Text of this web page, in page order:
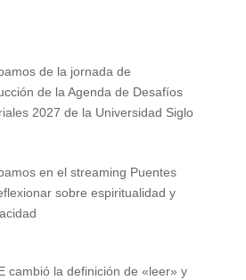
de la jornada de
de la Agenda de Desafíos
2027 de la Universidad Siglo
en el streaming Puentes
sobre espiritualidad y
cambió la definición de «leer» y